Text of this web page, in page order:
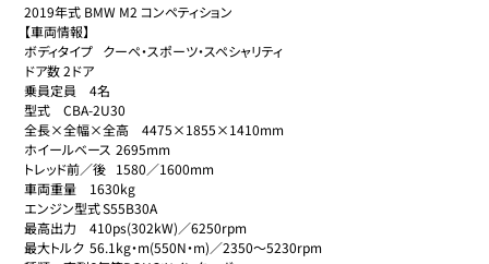
2019年式 BMW M2 コンペティション
【車両情報】
ボディタイプ	クーペ・スポーツ・スペシャリティ
ドア数	2ドア
乗員定員	4名
型式	CBA-2U30
全長×全幅×全高	4475×1855×1410mm
ホイールベース	2695mm
トレッド前／後	1580／1600mm
車両重量	1630kg
エンジン型式	S55B30A
最高出力	410ps(302kW)／6250rpm
最大トルク	56.1kg・m(550N・m)／2350～5230rpm